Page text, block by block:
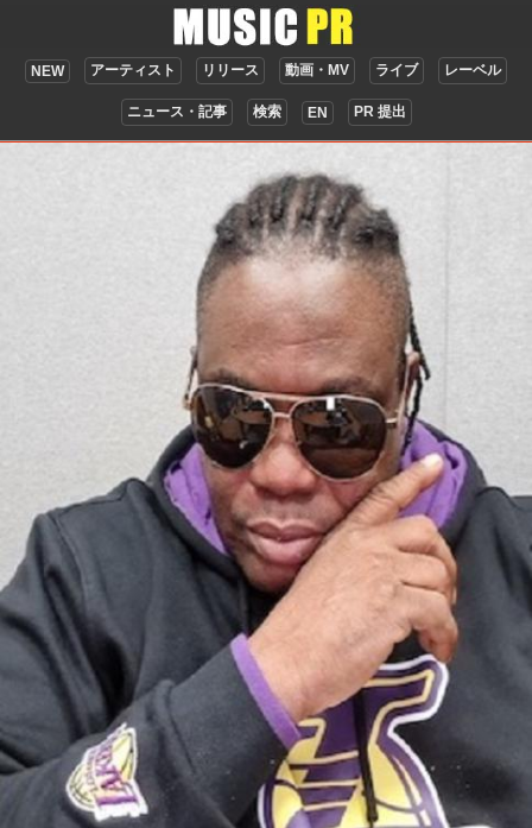
NEW アーティスト リリース 動画・MV ライブ レーベル
ニュース・記事 検索 EN PR 提出